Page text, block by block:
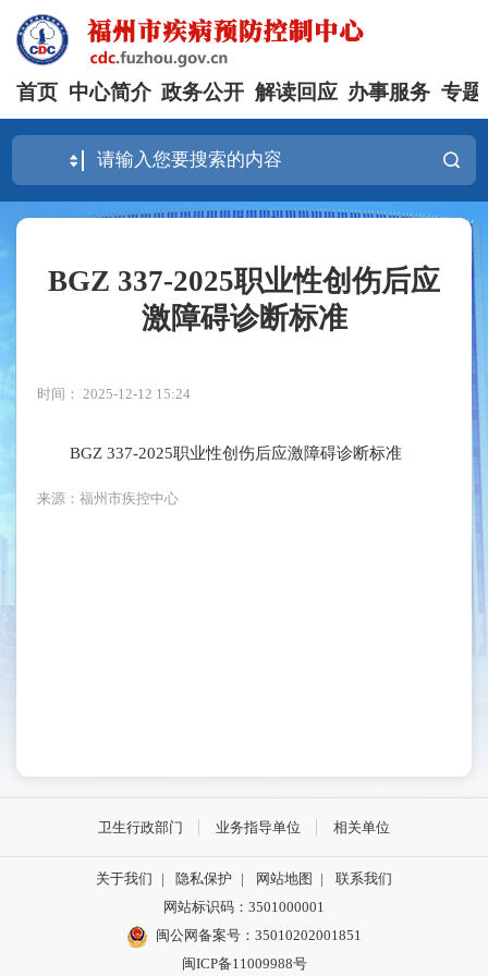
首页 中心简介 政务公开 解读回应 办事服务 专题
BGZ 337-2025职业性创伤后应
激障碍诊断标准
时间： 2025-12-12 15:24
BGZ 337-2025职业性创伤后应激障碍诊断标准
来源：福州市疾控中心
卫生行政部门 业务指导单位 相关单位
关于我们 | 隐私保护 | 网站地图 |
联系我们
网站标识码：3501000001
闽公网备案号：35010202001851
闽ICP备11009988号